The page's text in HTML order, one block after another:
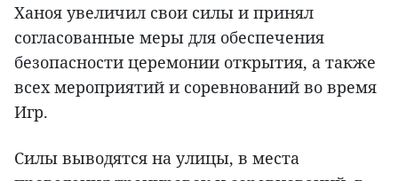
Ханоя увеличил свои силы и принял
согласованные меры для обеспечения
безопасности церемонии открытия, а также
всех мероприятий и соревнований во время
Игр.
Силы выводятся на улицы, в места